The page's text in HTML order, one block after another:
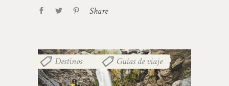
Share
Destinos Guías de viaje